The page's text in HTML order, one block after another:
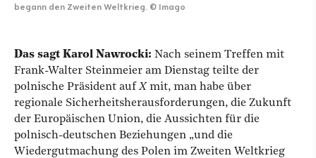
begann den Zweiten Weltkrieg. © Imago
Das sagt Karol Nawrocki: Nach seinem Treffen mit
Frank-Walter Steinmeier am Dienstag teilte der
polnische Präsident aufX mit, man habe über
regionale Sicherheitsherausforderungen, die Zukunft
der Europäischen Union, die Aussichten für die
polnisch-deutschen Beziehungen „und die
Wiedergutmachung des Polen im Zweiten Weltkrieg